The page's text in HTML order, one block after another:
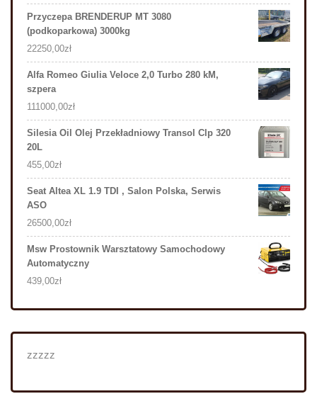
Przyczepa BRENDERUP MT 3080
(podkoparkowa) 3000kg
22250,00zł
Alfa Romeo Giulia Veloce 2,0 Turbo 280 kM,
szpera
111000,00zł
Silesia Oil Olej Przekładniowy Transol Clp 320
20L
455,00zł
Seat Altea XL 1.9 TDI , Salon Polska, Serwis
ASO
26500,00zł
Msw Prostownik Warsztatowy Samochodowy
Automatyczny
439,00zł
zzzzz